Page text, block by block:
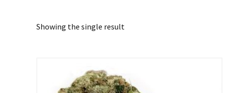
Showing the single result